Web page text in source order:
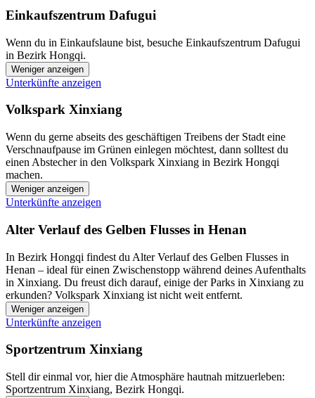
Einkaufszentrum Dafugui
Wenn du in Einkaufslaune bist, besuche Einkaufszentrum Dafugui
in Bezirk Hongqi.
Weniger anzeigen
Unterkünfte anzeigen
Volkspark Xinxiang
Wenn du gerne abseits des geschäftigen Treibens der Stadt eine
Verschnaufpause im Grünen einlegen möchtest, dann solltest du
einen Abstecher in den Volkspark Xinxiang in Bezirk Hongqi
machen.
Weniger anzeigen
Unterkünfte anzeigen
Alter Verlauf des Gelben Flusses in Henan
In Bezirk Hongqi findest du Alter Verlauf des Gelben Flusses in
Henan – ideal für einen Zwischenstopp während deines Aufenthalts
in Xinxiang. Du freust dich darauf, einige der Parks in Xinxiang zu
erkunden? Volkspark Xinxiang ist nicht weit entfernt.
Weniger anzeigen
Unterkünfte anzeigen
Sportzentrum Xinxiang
Stell dir einmal vor, hier die Atmosphäre hautnah mitzuerleben:
Sportzentrum Xinxiang, Bezirk Hongqi.